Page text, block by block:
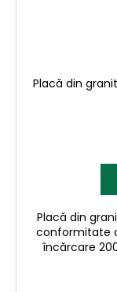
Placă din
Placă din
conformitate
încărcare